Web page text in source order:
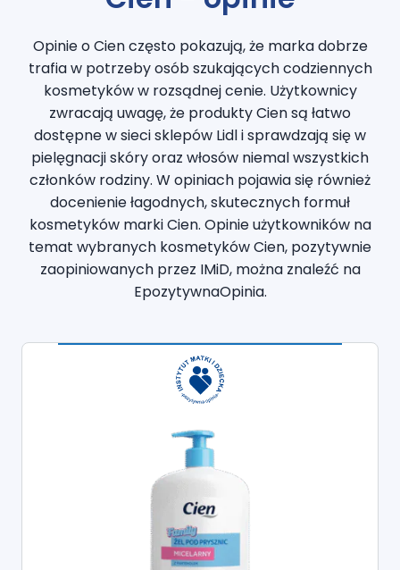
Opinie o Cien często pokazują, że marka dobrze
trafia w potrzeby osób szukających codziennych
kosmetyków w rozsądnej cenie. Użytkownicy
zwracają uwagę, że produkty Cien są łatwo
dostępne w sieci sklepów Lidl i sprawdzają się w
pielęgnacji skóry oraz włosów niemal wszystkich
członków rodziny. W opiniach pojawia się również
docenienie łagodnych, skutecznych formuł
kosmetyków marki Cien. Opinie użytkowników na
temat wybranych kosmetyków Cien, pozytywnie
zaopiniowanych przez IMiD, można znaleźć na
EpozytywnaOpinia.